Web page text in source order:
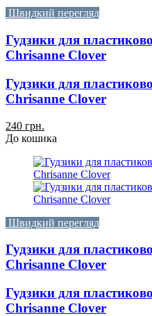
Швидкий перегляд
Гудзики для
Chrisanne Clover
Гудзики для
Chrisanne Clover
240 грн.
До кошика
Швидкий перегляд
Гудзики для
Chrisanne Clover
Гудзики для
Chrisanne Clover